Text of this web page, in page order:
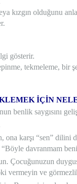
kızgın olduğunu
gösterir.
tekmeleme, bir
İÇİN
benlik saygısını
ona karşı “sen” dilini
davranmam
Çocuğunuzun
vermeyin ve